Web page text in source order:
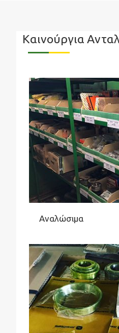
Καινούργια
Αναλώσιμα